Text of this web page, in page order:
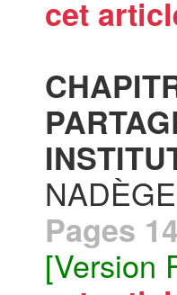
cet
Pages
[Version